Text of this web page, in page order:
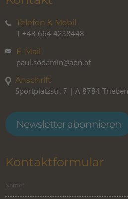
Telefon & Mobil
T +43 664 4238448
E-Mail
paul.sodamin@aon.at
Anschrift
Sportplatzstr. 7 | A-8784 Trieben
Newsletter abonnieren
Kontaktformular